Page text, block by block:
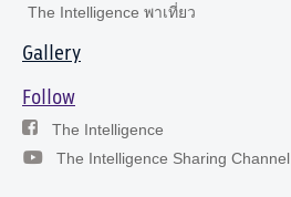
The Intelligence พาเที่ยว
Gallery
Follow
The Intelligence
The Intelligence Sharing Channel